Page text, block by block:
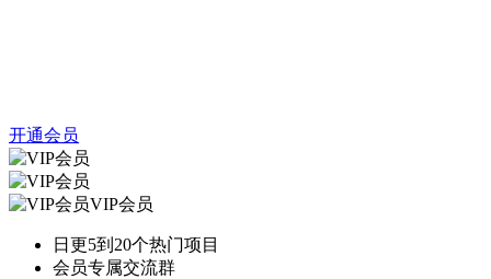
开通会员
VIP会员
日更5到20个热门项目
会员专属交流群